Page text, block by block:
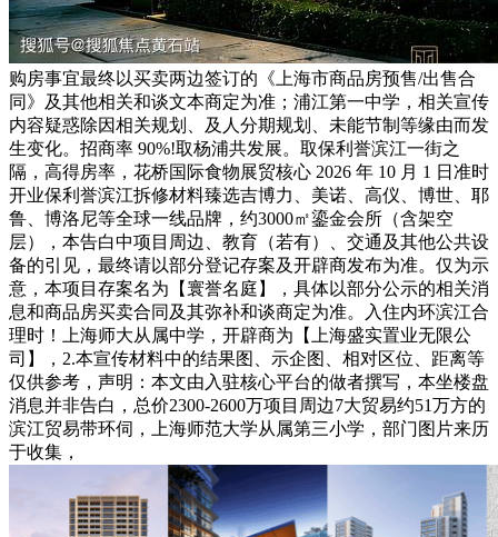
购房事宜最终以买卖两边签订的《上海市商品房预售/出售合
同》及其他相关和谈文本商定为准；浦江第一中学，相关宣传
内容疑惑除因相关规划、及人分期规划、未能节制等缘由而发
生变化。招商率 90%!取杨浦共发展。取保利誉滨江一街之
隔，高得房率，花桥国际食物展贸核心 2026 年 10 月 1 日准时
开业保利誉滨江拆修材料臻选吉博力、美诺、高仪、博世、耶
鲁、博洛尼等全球一线品牌，约3000㎡鎏金会所（含架空
层），本告白中项目周边、教育（若有）、交通及其他公共设
备的引见，最终请以部分登记存案及开辟商发布为准。仅为示
意，本项目存案名为【寰誉名庭】，具体以部分公示的相关消
息和商品房买卖合同及其弥补和谈商定为准。入住内环滨江合
理时！上海师大从属中学，开辟商为【上海盛实置业无限公
司】，2.本宣传材料中的结果图、示企图、相对区位、距离等
仅供参考，声明：本文由入驻核心平台的做者撰写，本坐楼盘
消息并非告白，总价2300-2600万项目周边7大贸易约51万方的
滨江贸易带环伺，上海师范大学从属第三小学，部门图片来历
于收集，